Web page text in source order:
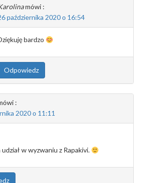
mówi :
października 2020 o 16:54
bardzo
Odpowiedz
:
2020 o 11:11
udział w wyzwaniu z Rapakivi.